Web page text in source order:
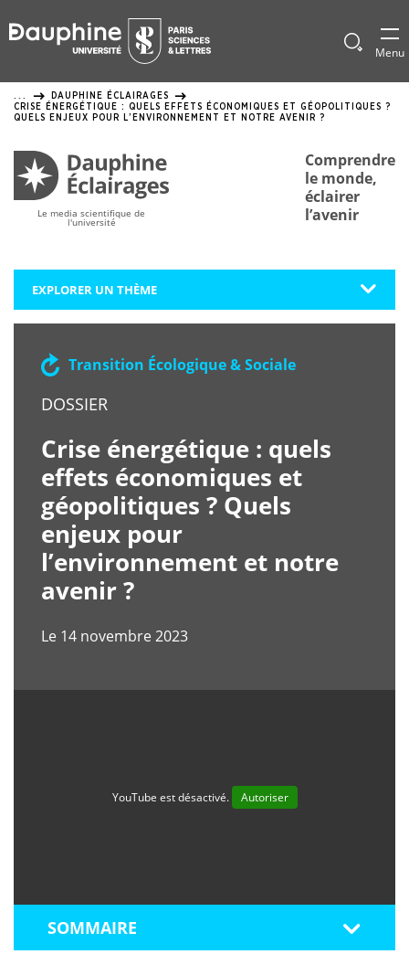
de
des
Afficher
de
Menu
...
DAUPHINE ÉCLAIRAGES
CRISE ÉNERGÉTIQUE : QUELS EFFETS ÉCONOMIQUES ET GÉOPOLITIQUES ?
QUELS ENJEUX POUR L’ENVIRONNEMENT ET NOTRE AVENIR ?
Le media scientifique de
l'université
Comprendre
le monde,
éclairer
l’avenir
EXPLORER UN THÈME
Transition Écologique & Sociale
DOSSIER
Crise énergétique : quels
effets économiques et
géopolitiques ? Quels
enjeux pour
l’environnement et notre
avenir ?
Le 14 novembre 2023
YouTube est désactivé. Autoriser
SOMMAIRE